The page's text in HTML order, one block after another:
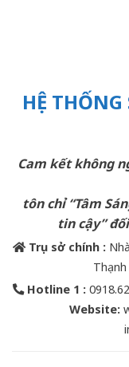
HỆ
Cam kết không
tôn chỉ “Tâm
tin cậy”
Trụ sở chính :
Hotline 1 :
Website: